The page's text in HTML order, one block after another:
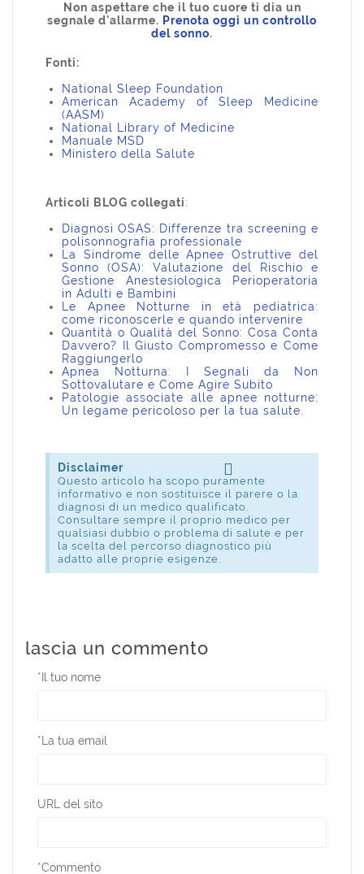
Non aspettare che il tuo cuore ti dia un
segnale d'allarme. Prenota oggi un controllo
del sonno.
Fonti:
National Sleep Foundation
American Academy of Sleep Medicine
(AASM)
National Library of Medicine
Manuale MSD
Ministero della Salute
Articoli BLOG collegati:
Diagnosi OSAS: Differenze tra screening e
polisonnografia professionale
La Sindrome delle Apnee Ostruttive del
Sonno (OSA): Valutazione del Rischio e
Gestione Anestesiologica Perioperatoria
in Adulti e Bambini
Le Apnee Notturne in età pediatrica:
come riconoscerle e quando intervenire
Quantità o Qualità del Sonno: Cosa Conta
Davvero? Il Giusto Compromesso e Come
Raggiungerlo
Apnea Notturna: I Segnali da Non
Sottovalutare e Come Agire Subito
Patologie associate alle apnee notturne:
Un legame pericoloso per la tua salute.
Disclaimer
Questo articolo ha scopo puramente
informativo e non sostituisce il parere o la
diagnosi di un medico qualificato.
Consultare sempre il proprio medico per
qualsiasi dubbio o problema di salute e per
la scelta del percorso diagnostico più
adatto alle proprie esigenze.
lascia un commento
* Il tuo nome
*La tua email
URL del sito
*Commento